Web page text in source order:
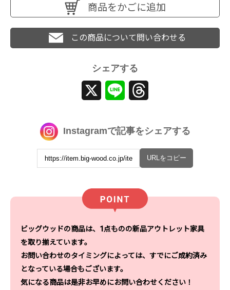
商品をかごに追加
この商品について問い合わせる
シェアする
Line
Instagramで記事をシェアする
URLをコピー
ビッグウッドの商品は、1点ものの新品アウトレット家具
を取り揃えています。
お問い合わせのタイミングによっては、すでにご成約済み
となっている場合もございます。
気になる商品は是非お早めにお問い合わせください！